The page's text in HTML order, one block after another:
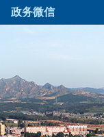
政务微信